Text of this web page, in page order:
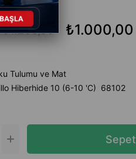
₺1.200,00 ₺1.000,00
Tulumu ve Mat
Hiberhide 10 (6-10 'C) 68102